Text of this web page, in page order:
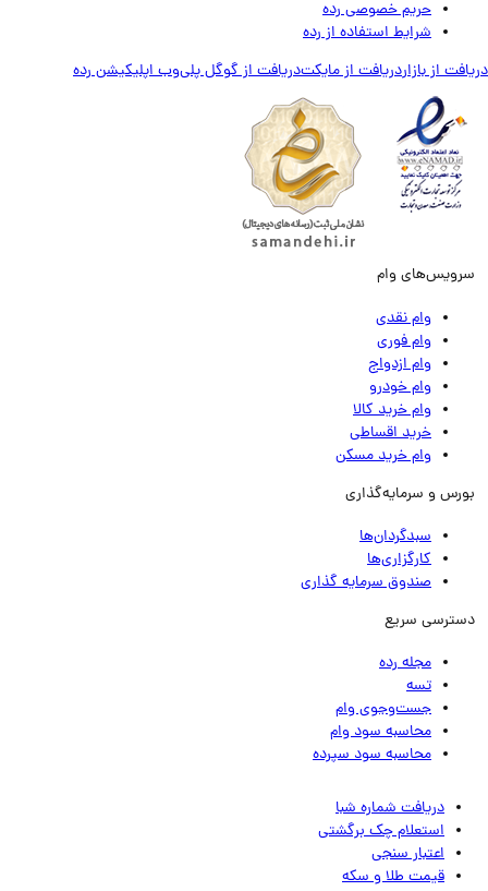
حریم خصوصی رده
شرایط استفاده از رده
از بازاردریافت از مایکتدریافت از گوگل پلیوب اپلیکیشن رده
وام
وام نقدی
وام فوری
وام ازدواج
وام خودرو
وام خرید کالا
خرید اقساطی
وام خرید مسکن
و سرمایه‌گذاری
سبدگردان‌ها
کارگزاری‌ها
صندوق سرمایه گذاری
سریع
مجله رده
تسه
جست‌وجوی وام
محاسبه سود وام
محاسبه سود سپرده
دریافت شماره شبا
استعلام چک برگشتی
اعتبار سنجی
قیمت طلا و سکه